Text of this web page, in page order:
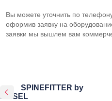
Вы можете уточнить по
оформив заявку на
заявки мы вышлем вам
SPINEFITTER by
SISSEL